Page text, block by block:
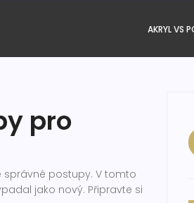
AKRYL VS
pro
správné postupy. V tomto
jako nový. Připravte si